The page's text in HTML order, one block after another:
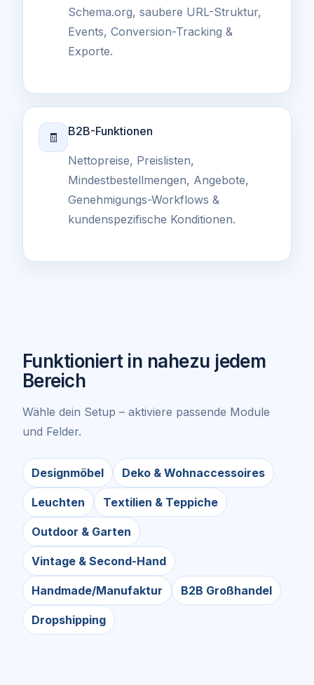
Schema.org, saubere URL-Struktur,
Events, Conversion-Tracking &
Exporte.
🧾 B2B-Funktionen
Nettopreise, Preislisten,
Mindestbestellmengen, Angebote,
Genehmigungs-Workflows &
kundenspezifische Konditionen.
Funktioniert in nahezu jedem
Bereich
Wähle dein Setup – aktiviere passende Module
und Felder.
Designmöbel Deko & Wohnaccessoires
Leuchten Textilien & Teppiche
Outdoor & Garten
Vintage & Second-Hand
Handmade/Manufaktur B2B Großhandel
Dropshipping